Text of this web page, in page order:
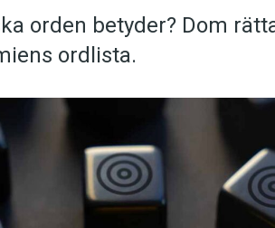
till språkpolisen
orden betyder? Dom
ordlista.